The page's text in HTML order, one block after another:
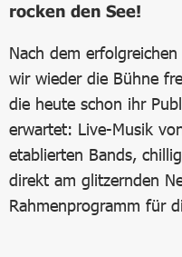
rocken den See!
Nach dem
wir wieder die Bühne
die heute schon ihr
erwartet: Live-Musik
etablierten Bands,
direkt am glitzernden
Rahmenprogramm für